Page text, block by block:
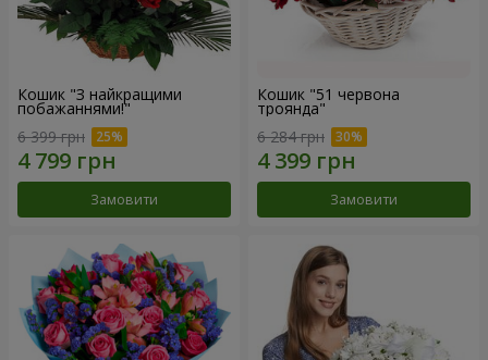
Кошик "З найкращими
побажаннями!"
6 399 грн
Замовити
Кошик "51 червона
троянда"
6 284 грн
Замовити